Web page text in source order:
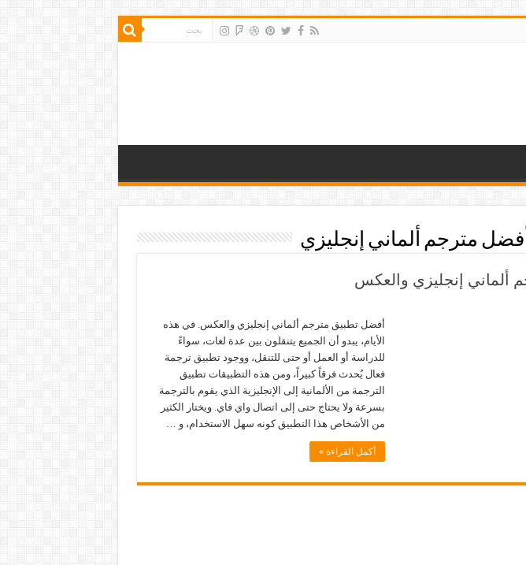
مترجم ألماني إنجليزي
ألماني إنجليزي والعكس
أفضل تطبيق مترجم ألماني إنجليزي والعكس. في هذه
الأيام، يبدو أن الجميع يتنقلون بين عدة لغات، سواءً
للدراسة أو العمل أو حتى للتنقل، ووجود تطبيق ترجمة
فعال يُحدث فرقاً كبيراً، ومن هذه التطبيقات تطبيق
الترجمة من الألمانية إلى الإنجليزية الذي يقوم بالترجمة
بسرعة ولا يحتاج حتى إلى اتصال واي فاي. ويختار الكثير
من الأشخاص هذا التطبيق كونه سهل الاستخدام، و …
أكمل القراءة »